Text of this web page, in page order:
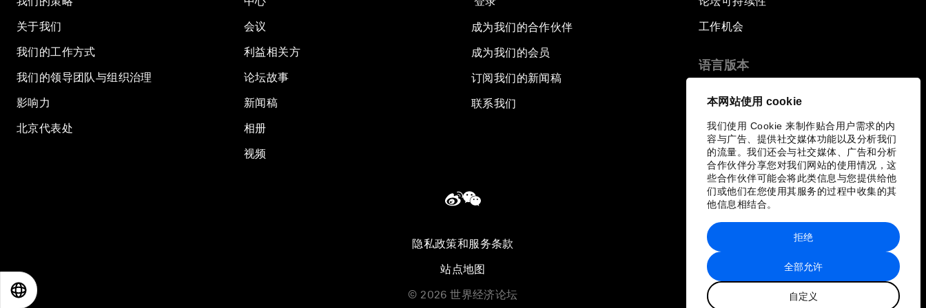
本网站使用 cookie
我们使用 Cookie 来制作贴合用户需求的内
容与广告、提供社交媒体功能以及分析我们
的流量。我们还会与社交媒体、广告和分析
合作伙伴分享您对我们网站的使用情况，这
些合作伙伴可能会将此类信息与您提供给他
们或他们在您使用其服务的过程中收集的其
他信息相结合。
全部允许
自定义
拒绝
关于我们
我们的工作方式
我们的领导团队与组织治理
影响力
北京代表处
会议
利益相关方
论坛故事
新闻稿
相册
视频
成为我们的合作伙伴
成为我们的会员
订阅我们的新闻稿
联系我们
工作机会
语言版本
隐私政策和服务条款
站点地图
© 2026 世界经济论坛